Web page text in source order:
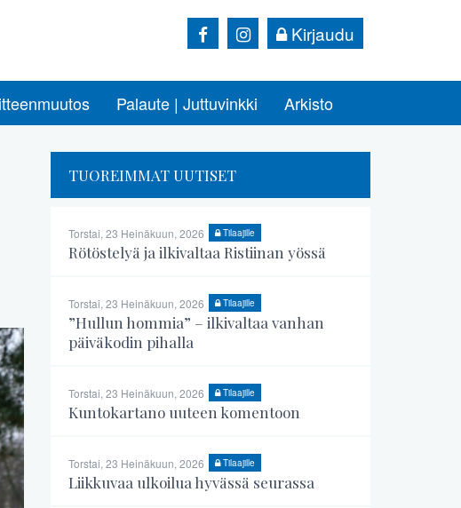
Kirjaudu
Palaute | Juttuvinkki Arkisto
TUOREIMMAT UUTISET
Torstai, 23 Heinäkuun, 2026 Tilaajille
Rötöstelyä ja ilkivaltaa Ristiinan yössä
Torstai, 23 Heinäkuun, 2026 Tilaajille
”Hullun hommia” – ilkivaltaa vanhan
päiväkodin pihalla
Torstai, 23 Heinäkuun, 2026 Tilaajille
Kuntokartano uuteen komentoon
Torstai, 23 Heinäkuun, 2026 Tilaajille
Liikkuvaa ulkoilua hyvässä seurassa